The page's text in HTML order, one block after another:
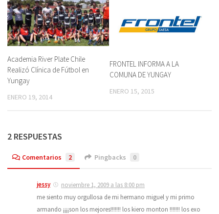
Academia River Plate Chile
Realizó Clínica de Fútbol en
Yungay
ENERO 19, 2014
FRONTEL INFORMA A LA
COMUNA DE YUNGAY
ENERO 15, 2015
2 RESPUESTAS
Comentarios 2 Pingbacks 0
jessy
noviembre 1, 2009 a las 8:00 pm
me siento muy orgullosa de mi hermano miguel y mi primo
armando ¡¡¡¡son los mejores!!!!!!! los kiero monton !!!!!!! los exo